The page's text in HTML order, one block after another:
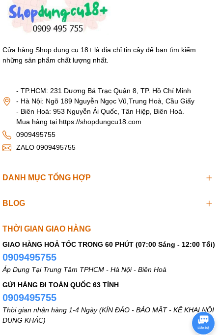
Cửa hàng Shop dụng cụ 18+ là địa chỉ tin cậy để bạn tìm kiếm
những sản phẩm chất lượng nhất.
- TP.HCM: 231 Dương Bá Trạc Quận 8, TP. Hồ Chí Minh
- Hà Nội: Ngõ 189 Nguyễn Ngọc Vũ,Trung Hoà, Cầu Giấy
- Biên Hoà: 953 Nguyễn Ái Quốc, Tân Hiệp, Biên Hoà.
Mua hàng tại https://shopdungcu18.com
0909495755
ZALO 0909495755
DANH MỤC TỔNG HỢP
BLOG
THỜI GIAN GIAO HÀNG
GIAO HÀNG HOẢ TỐC TRONG 60 PHÚT (07:00 Sáng - 12:00 Tối)
0909495755
Áp Dụng Tại Trung Tâm TPHCM - Hà Nội - Biên Hoà
GỬI HÀNG ĐI TOÀN QUỐC 63 TỈNH
0909495755
Thời gian nhận hàng 1-4 Ngày (KÍN ĐÁO - BẢO MẬT - KÊ KHAI NỘI
DUNG KHÁC)